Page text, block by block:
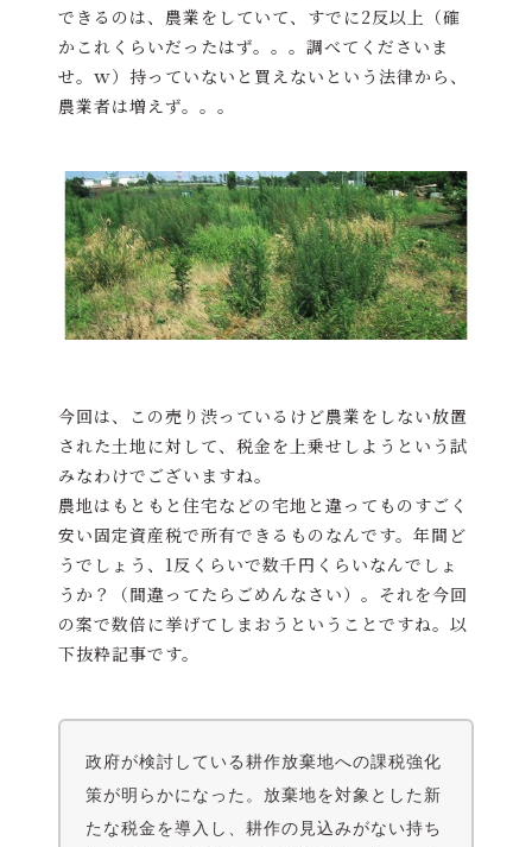
できるのは、農業をしていて、すでに2反以上（確
かこれくらいだったはず。。。調べてくださいま
せ。ｗ）持っていないと買えないという法律から、
農業者は増えず。。。
今回は、この売り渋っているけど農業をしない放置
された土地に対して、税金を上乗せしようという試
みなわけでございますね。
農地はもともと住宅などの宅地と違ってものすごく
安い固定資産税で所有できるものなんです。年間ど
うでしょう、1反くらいで数千円くらいなんでしょ
うか？（間違ってたらごめんなさい）。それを今回
の案で数倍に挙げてしまおうということですね。以
下抜粋記事です。
政府が検討している耕作放棄地への課税強化
策が明らかになった。放棄地を対象とした新
たな税金を導入し、耕作の見込みがない持ち